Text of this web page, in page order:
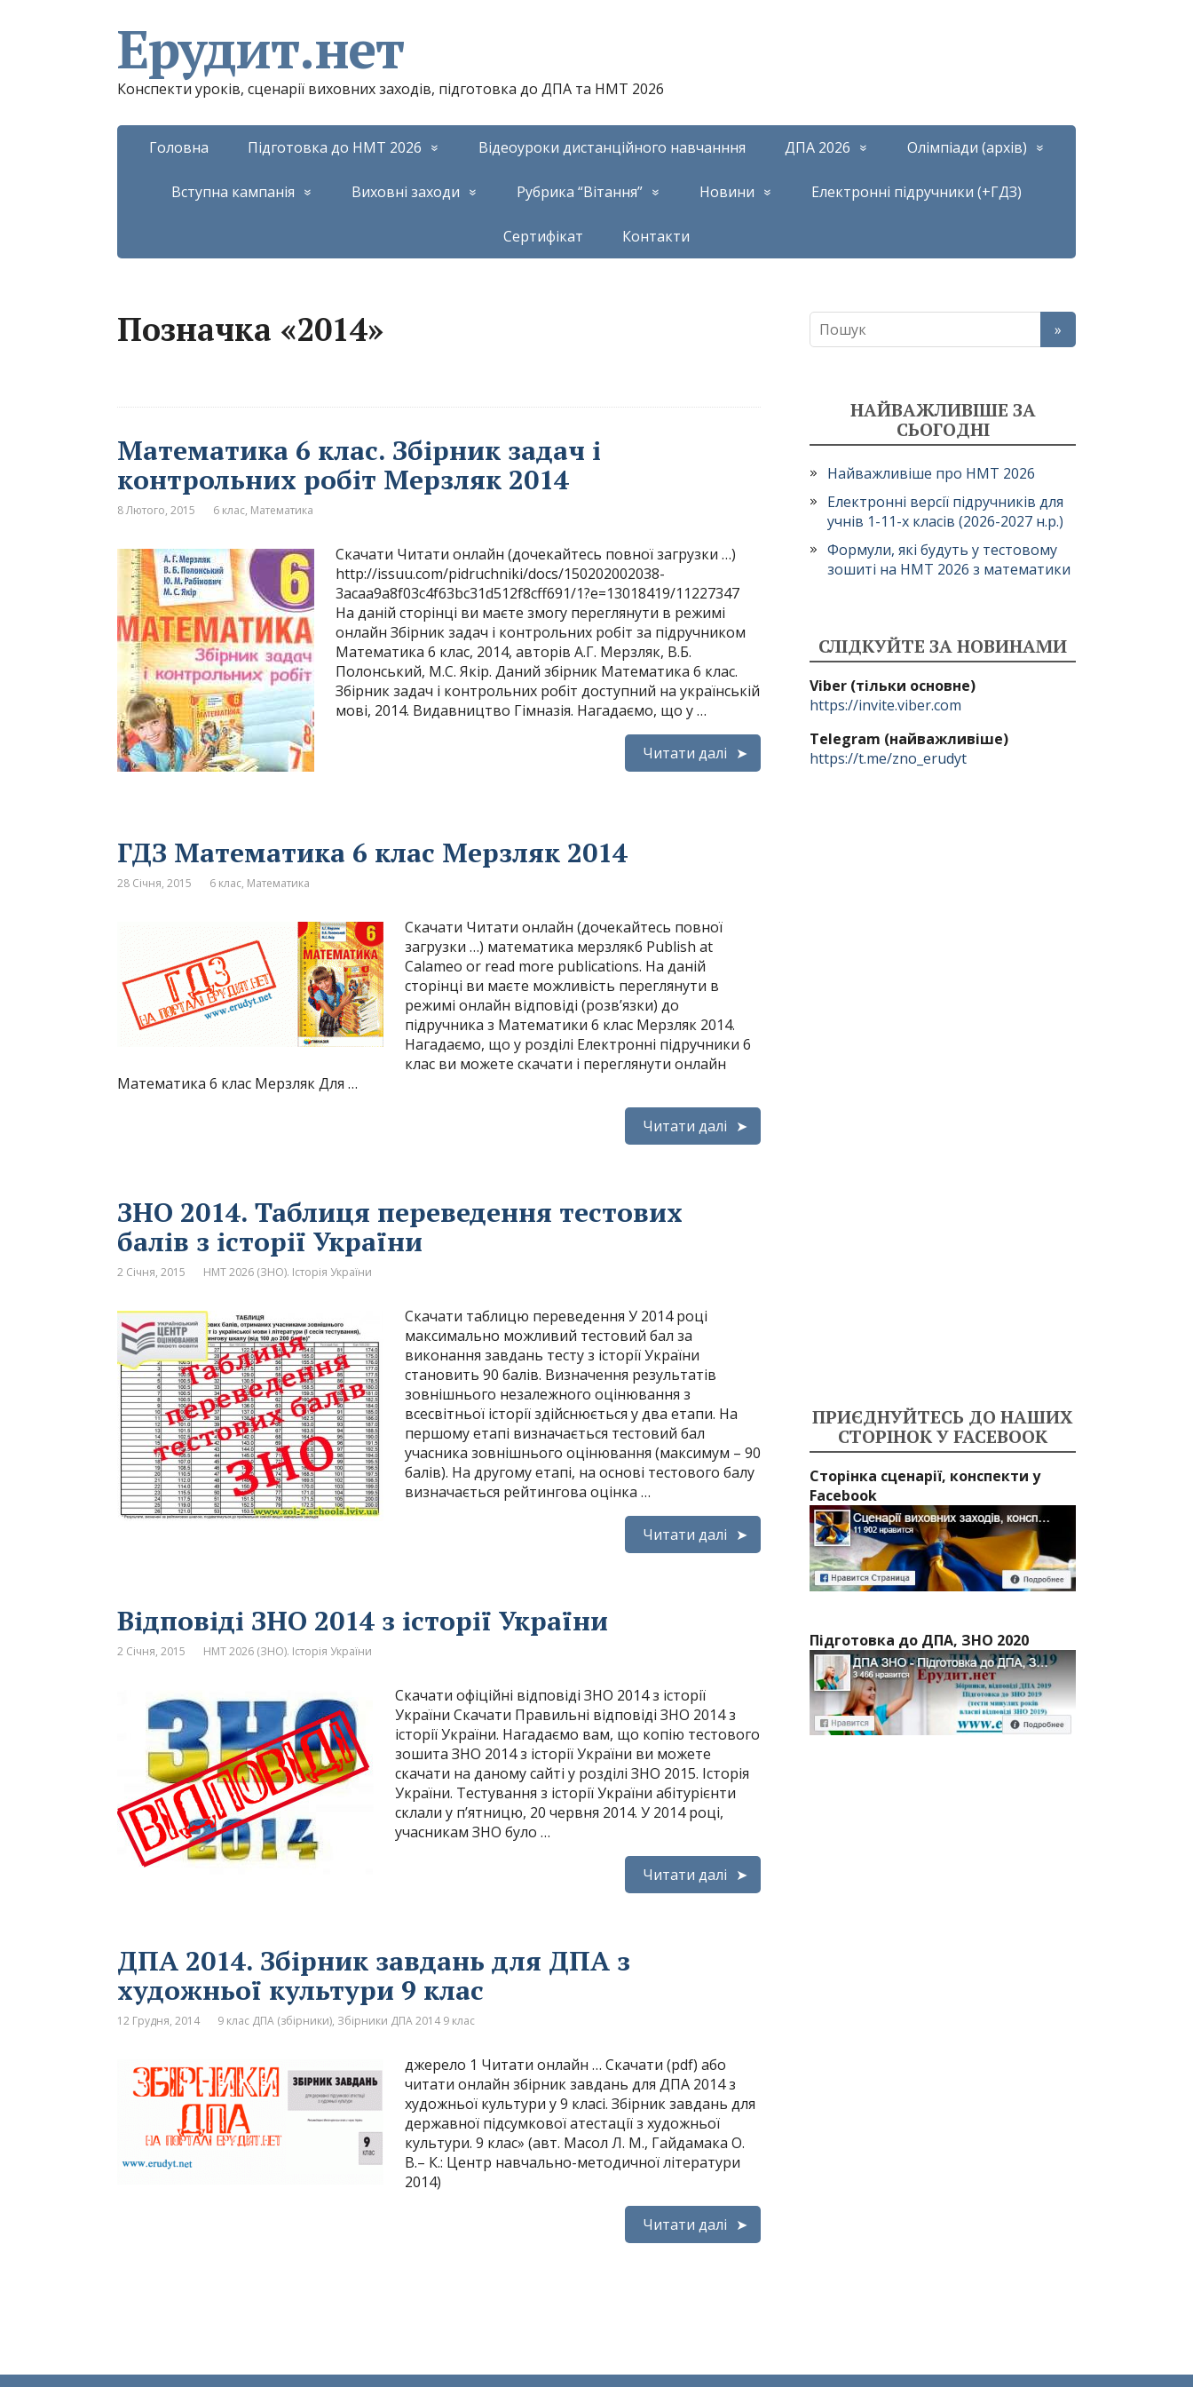
Ерудит.нет
Конспекти уроків, сценарії виховних заходів, підготовка до ДПА та НМТ 2026
Головна Підготовка до НМТ 2026 Відеоуроки дистанційного навчанння ДПА 2026 Олімпіади (архів)
Вступна кампанія Виховні заходи Рубрика “Вітання” Новини Електронні підручники (+ГДЗ)
Сертифікат Контакти
Позначка «2014»
Математика 6 клас. Збірник задач і
контрольних робіт Мерзляк 2014
8 Лютого, 2015 6 клас, Математика
Скачати Читати онлайн (дочекайтесь повної загрузки …)
http://issuu.com/pidruchniki/docs/150202002038-
3acaa9a8f03c4f63bc31d512f8cff691/1?e=13018419/11227347
На даній сторінці ви маєте змогу переглянути в режимі
онлайн Збірник задач і контрольних робіт за підручником
Математика 6 клас, 2014, авторів А.Г. Мерзляк, В.Б.
Полонський, М.С. Якір. Даний збірник Математика 6 клас.
Збірник задач і контрольних робіт доступний на українській
мові, 2014. Видавництво Гімназія. Нагадаємо, що у …
Читати далі
ГДЗ Математика 6 клас Мерзляк 2014
28 Січня, 2015 6 клас, Математика
Скачати Читати онлайн (дочекайтесь повної
загрузки …) математика мерзляк6 Publish at
Calameo or read more publications. На даній
сторінці ви маєте можливість переглянути в
режимі онлайн відповіді (розв’язки) до
підручника з Математики 6 клас Мерзляк 2014.
Нагадаємо, що у розділі Електронні підручники 6
клас ви можете скачати і переглянути онлайн
Математика 6 клас Мерзляк Для …
Читати далі
ЗНО 2014. Таблиця переведення тестових
балів з історії України
2 Січня, 2015 НМТ 2026 (ЗНО). Історія України
Скачати таблицю переведення У 2014 році
максимально можливий тестовий бал за
виконання завдань тесту з історії України
становить 90 балів. Визначення результатів
зовнішнього незалежного оцінювання з
всесвітньої історії здійснюється у два етапи. На
першому етапі визначається тестовий бал
учасника зовнішнього оцінювання (максимум – 90
балів). На другому етапі, на основі тестового балу
визначається рейтингова оцінка …
Читати далі
Відповіді ЗНО 2014 з історії України
2 Січня, 2015 НМТ 2026 (ЗНО). Історія України
Скачати офіційні відповіді ЗНО 2014 з історії
України Скачати Правильні відповіді ЗНО 2014 з
історії України. Нагадаємо вам, що копію тестового
зошита ЗНО 2014 з історії України ви можете
скачати на даному сайті у розділі ЗНО 2015. Історія
України. Тестування з історії України абітурієнти
склали у п’ятницю, 20 червня 2014. У 2014 році,
учасникам ЗНО було …
Читати далі
ДПА 2014. Збірник завдань для ДПА з
художньої культури 9 клас
12 Грудня, 2014 9 клас ДПА (збірники), Збірники ДПА 2014 9 клас
джерело 1 Читати онлайн … Скачати (pdf) або
читати онлайн збірник завдань для ДПА 2014 з
художньої культури у 9 класі. Збірник завдань для
державної підсумкової атестації з художньої
культури. 9 клас» (авт. Масол Л. М., Гайдамака О.
В.– К.: Центр навчально-методичної літератури
2014)
Читати далі
НАЙВАЖЛИВІШЕ ЗА
СЬОГОДНІ
Найважливіше про НМТ 2026
Електронні версії підручників для
учнів 1-11-х класів (2026-2027 н.р.)
Формули, які будуть у тестовому
зошиті на НМТ 2026 з математики
СЛІДКУЙТЕ ЗА НОВИНАМИ
Viber (тільки основне)
https://invite.viber.com
Telegram (найважливіше)
https://t.me/zno_erudyt
ПРИЄДНУЙТЕСЬ ДО НАШИХ
СТОРІНОК У FACEBOOK
Сторінка сценарії, конспекти у
Facebook
Підготовка до ДПА, ЗНО 2020